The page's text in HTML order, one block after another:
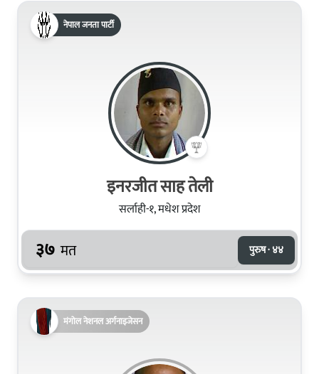
नेपाल जनता पार्टी
इनरजीत साह तेली
सर्लाही-१, मधेश प्रदेश
३७ मत पुरुष · ४४
मंगोल नेशनल अर्गनाइजेसन